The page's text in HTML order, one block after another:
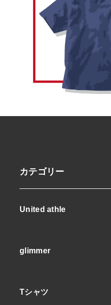
カテゴリー
United athle
glimmer
Tシャツ